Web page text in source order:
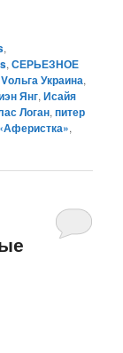
,
,СЕРЬЕЗНОЕ
Vольга Украина,
Янг,Исайя
Логан,питер
,